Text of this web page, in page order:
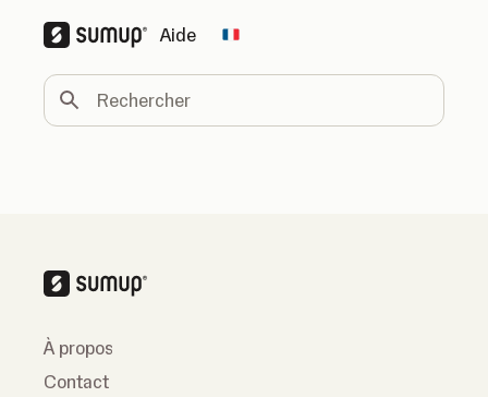
Aide Change country
Rechercher
À propos
Contact